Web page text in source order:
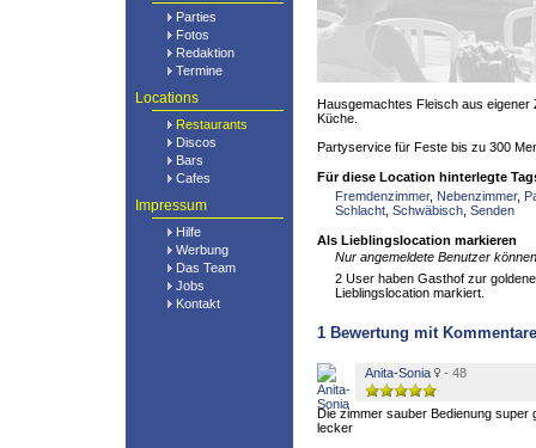
Parties
Fotos
Redaktion
Termine
Locations
Restaurants
Discos
Bars
Cafes
Impressum
Hilfe
Werbung
Das Team
Jobs
Kontakt
Hausgemachtes Fleisch aus eigener
Küche.
Partyservice für Feste bis zu 300
Für diese Location hinterlegte
Fremdenzimmer, Nebenzimmer,
Schlacht Schwäbisch Senden
Als Lieblingslocation markieren
Nur angemeldete Benutzer
2 User haben Gasthof zur
Lieblingslocation markiert.
1 Bewertung mit
Anita-Sonia - 48
Die zimmer sauber Bedienung super
lecker